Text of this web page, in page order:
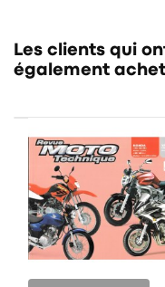
Les clients qui
également